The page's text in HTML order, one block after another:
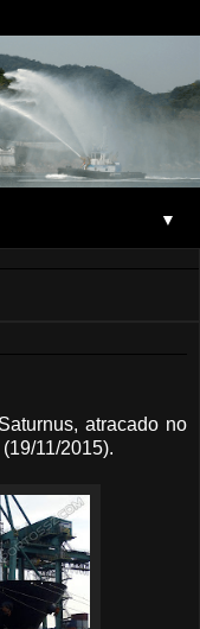
▼
atracado no
11/2015).